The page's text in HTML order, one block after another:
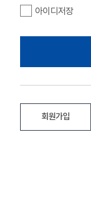
아이디저장
회원가입